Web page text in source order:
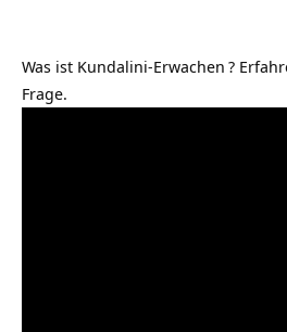
Was ist Kundalini-Erwachen ?
Frage.